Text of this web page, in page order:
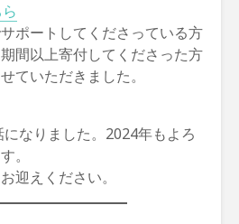
ポートしてくださっている方
間以上寄付してくださった方
ていただきました。
なりました。2024年もよろ
。
迎えください。